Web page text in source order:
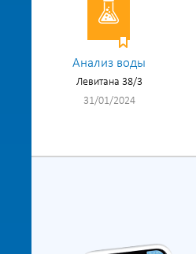
Анализ воды
Левитана 38/3
31/01/2024